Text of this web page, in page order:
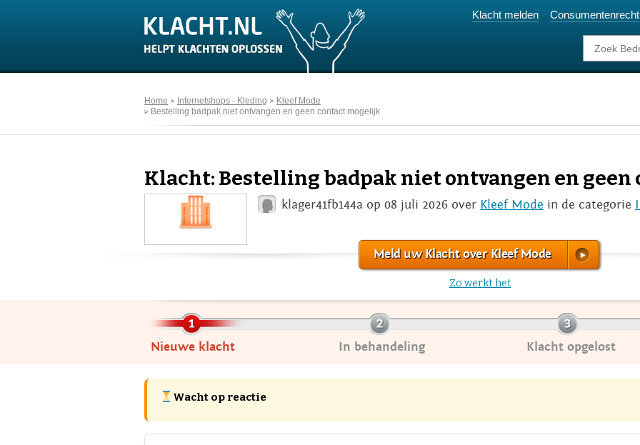
Klacht melden Consumentenrecht
Home Internetshops - Kleding
Kleef Mode
Bestelling badpak niet ontvangen en geen contact mogelijk
Klacht: Bestelling badpak niet ontvangen en
klager41fb144a op 08 juli 2026 over Kleef Mode in de categorie
Meld uw Klacht over Kleef Mode
Zo werkt het
Nieuwe klacht In behandeling Klacht opgelost
Wacht op reactie